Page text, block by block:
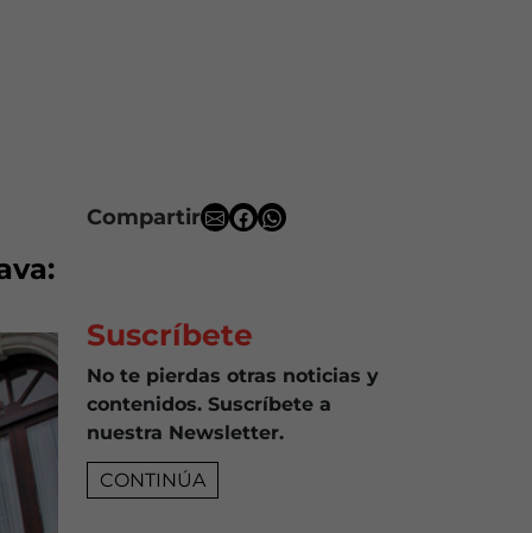
Compartir
Suscríbete
No te pierdas otras noticias y
contenidos. Suscríbete a
nuestra Newsletter.
CONTINÚA